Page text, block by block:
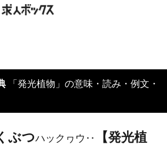
「発光植物」の意味・読み・例文・
ぶつハックヮウ‥
【発光植